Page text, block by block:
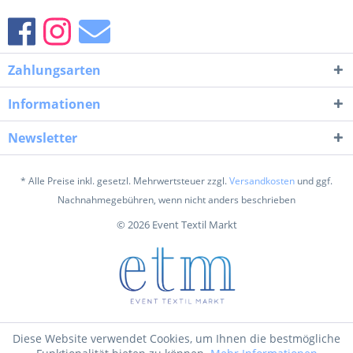
Zahlungsarten
Informationen
Newsletter
* Alle Preise inkl. gesetzl. Mehrwertsteuer zzgl.Versandkosten und ggf.
Nachnahmegebühren, wenn nicht anders beschrieben
© 2026 Event Textil Markt
Diese Website verwendet Cookies, um Ihnen die bestmögliche